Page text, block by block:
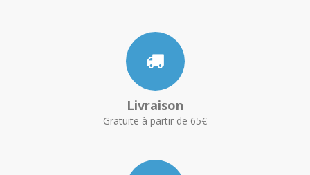
Livraison
Gratuite à partir de 65€